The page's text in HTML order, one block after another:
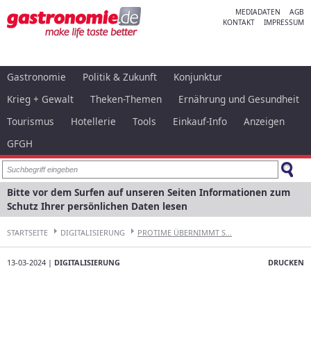
MEDIADATEN
AGB
KONTAKT
IMPRESSUM
Gastronomie Politik & Zukunft
Konjunktur
Krieg + Gewalt
Theken-Themen
Ernährung und Gesundheit
Tourismus
Hotellerie Tools Einkauf-Info
Anzeigen
GFGH
Bitte vor dem Surfen auf unseren Seiten Informationen zum
Schutz Ihrer persönlichen Daten lesen
STARTSEITE DIGITALISIERUNG PROTIME ÜBERNIMMT S...
DRUCKEN
13-03-2024 | DIGITALISIERUNG